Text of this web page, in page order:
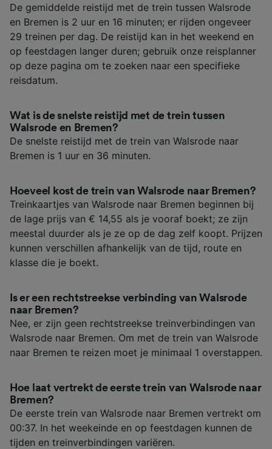
De gemiddelde reistijd met de trein tussen Walsrode
en Bremen is 2 uur en 16 minuten; er rijden ongeveer
29 treinen per dag. De reistijd kan in het weekend en
op feestdagen langer duren; gebruik onze reisplanner
op deze pagina om te zoeken naar een specifieke
reisdatum.
Wat is de snelste reistijd met de trein tussen
Walsrode en Bremen?
De snelste reistijd met de trein van Walsrode naar
Bremen is 1 uur en 36 minuten.
Hoeveel kost de trein van Walsrode naar Bremen?
Treinkaartjes van Walsrode naar Bremen beginnen bij
de lage prijs van € 14,55 als je vooraf boekt; ze zijn
meestal duurder als je ze op de dag zelf koopt. Prijzen
kunnen verschillen afhankelijk van de tijd, route en
klasse die je boekt.
Is er een rechtstreekse verbinding van Walsrode
naar Bremen?
Nee, er zijn geen rechtstreekse treinverbindingen van
Walsrode naar Bremen. Om met de trein van Walsrode
naar Bremen te reizen moet je minimaal 1 overstappen.
Hoe laat vertrekt de eerste trein van Walsrode naar
Bremen?
De eerste trein van Walsrode naar Bremen vertrekt om
00:37. In het weekeinde en op feestdagen kunnen de
tijden en treinverbindingen variëren.